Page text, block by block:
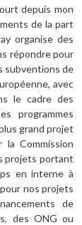
depuis mon
de la part
organise des
répondre pour
subventions de
avec
le cadre des
programmes
grand projet
Commission
projets portant
en interne à
nos projets
de
des ONG ou